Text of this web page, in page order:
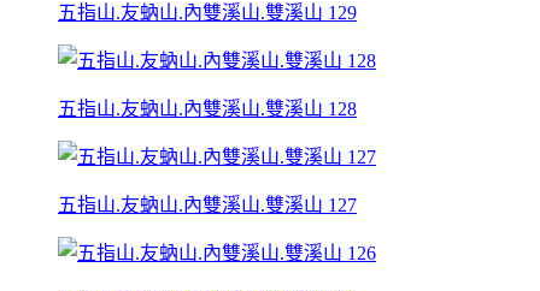
五指山.友蚋山.內雙溪山.雙溪山 129
五指山.友蚋山.內雙溪山.雙溪山 128
五指山.友蚋山.內雙溪山.雙溪山 127